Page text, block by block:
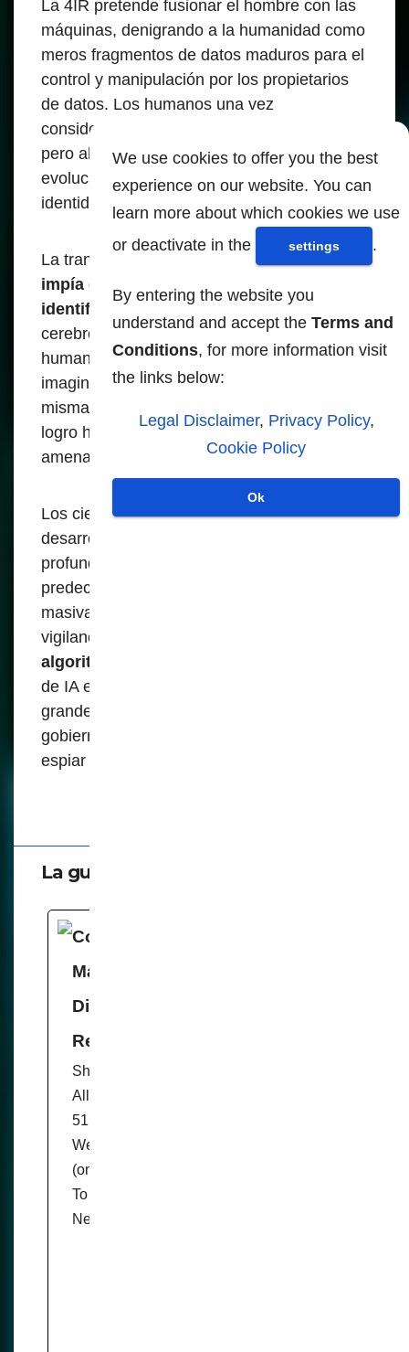
We use cookies to offer you the best
experience on our website. You can
learn more about which cookies we use
or deactivate in the
settings .
By entering the website you
understand and accept the Terms and
Conditions, for more information visit
the links below:
Legal Disclaimer, Privacy Policy,
Cookie Policy
Ok
La 4IR pretende fusionar el hombre con las
máquinas, denigrando a la humanidad como
meros fragmentos de datos maduros para el
control y manipulación por los propietarios
de datos. Los humanos una vez
consideraron el logro coronador de Dios,
pero ahora están transitando a través de la
evolución auto-dirigida para forjar una nueva
identidad al volverse uno con la tecnología.
La transición completa requiere la
impía de la IA, la biométrica y la
identificación digital,
sirviendo como un
cerebro global temporal hasta que la
humanidad alcance la trascendencia
imaginada donde se logra la divinidad
misma. La IA es anunciada como el mayor
logro humano y excoriada como la mayor
amenaza para la supervivencia humana.
Los científicos informáticos están
desarrollando algoritmos de aprendizaje
profundo que pueden identificar, clasificar y
predecir patrones dentro de cantidades
masivas de datos, lo que conduce a la
vigilancia de precisión y la
algoritmica
de IA es realizado por un puñado de
grandes empresas tecnológicas o grandes
gobiernos, y la mayoría se utiliza para matar,
espiar y lavar el cerebro.
La guerra cognitiva
Cognitive Warfare, Mental
Manipulation and the Tyranny of
Digital Transformation - Global
Research
Share Tweet Pin Mail
All Global Research articles can be read in
51 languages by activating the Translate
Website button below the author’s name
(only available in desktop version).
To receive Global Research’s Daily
Newsletter (selected articles), click here.…